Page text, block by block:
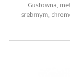
Gustowna,
srebrnym,